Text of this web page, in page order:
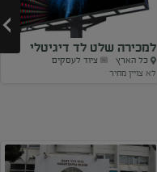
למכירה שלט לד דיגיטלי
חדש
כל הארץ
ציוד לעסקים
לא צויין מחיר